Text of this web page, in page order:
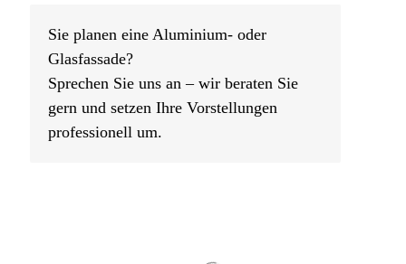
Sie planen eine Aluminium- oder
Glasfassade?
Sprechen Sie uns an – wir beraten Sie
gern und setzen Ihre Vorstellungen
professionell um.